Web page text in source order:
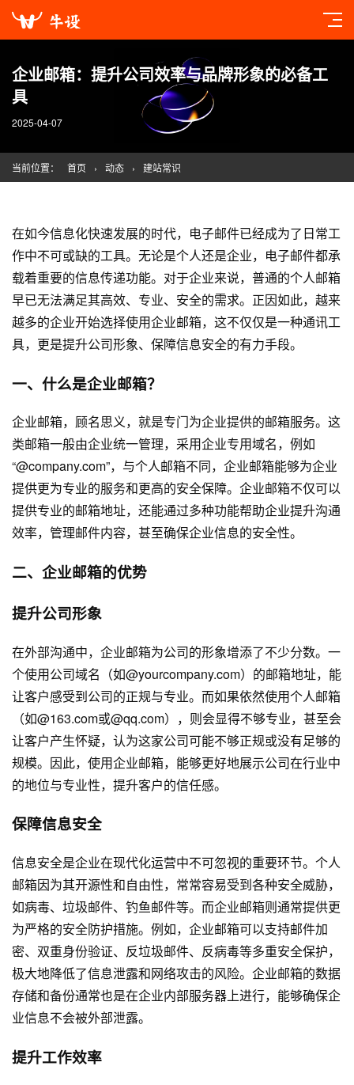
企业邮箱：提升公司效率与品牌形象的必备工
具
2025-04-07
当前位置： 首页 › 动态 › 建站常识
在如今信息化快速发展的时代，电子邮件已经成为了日常工
作中不可或缺的工具。无论是个人还是企业，电子邮件都承
载着重要的信息传递功能。对于企业来说，普通的个人邮箱
早已无法满足其高效、专业、安全的需求。正因如此，越来
越多的企业开始选择使用企业邮箱，这不仅仅是一种通讯工
具，更是提升公司形象、保障信息安全的有力手段。
一、什么是企业邮箱？
企业邮箱，顾名思义，就是专门为企业提供的邮箱服务。这
类邮箱一般由企业统一管理，采用企业专用域名，例如
“@company.com”，与个人邮箱不同，企业邮箱能够为企业
提供更为专业的服务和更高的安全保障。企业邮箱不仅可以
提供专业的邮箱地址，还能通过多种功能帮助企业提升沟通
效率，管理邮件内容，甚至确保企业信息的安全性。
二、企业邮箱的优势
提升公司形象
在外部沟通中，企业邮箱为公司的形象增添了不少分数。一
个使用公司域名（如@yourcompany.com）的邮箱地址，能
让客户感受到公司的正规与专业。而如果依然使用个人邮箱
（如@163.com或@qq.com），则会显得不够专业，甚至会
让客户产生怀疑，认为这家公司可能不够正规或没有足够的
规模。因此，使用企业邮箱，能够更好地展示公司在行业中
的地位与专业性，提升客户的信任感。
保障信息安全
信息安全是企业在现代化运营中不可忽视的重要环节。个人
邮箱因为其开源性和自由性，常常容易受到各种安全威胁，
如病毒、垃圾邮件、钓鱼邮件等。而企业邮箱则通常提供更
为严格的安全防护措施。例如，企业邮箱可以支持邮件加
密、双重身份验证、反垃圾邮件、反病毒等多重安全保护，
极大地降低了信息泄露和网络攻击的风险。企业邮箱的数据
存储和备份通常也是在企业内部服务器上进行，能够确保企
业信息不会被外部泄露。
提升工作效率